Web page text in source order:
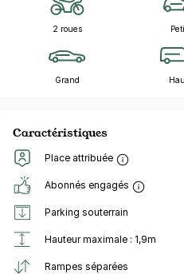
2 roues
Grand
Caractéristiques
Place attribuée
Abonnés engagés
Parking souterrain
Hauteur maximale : 1,9m
Rampes séparées